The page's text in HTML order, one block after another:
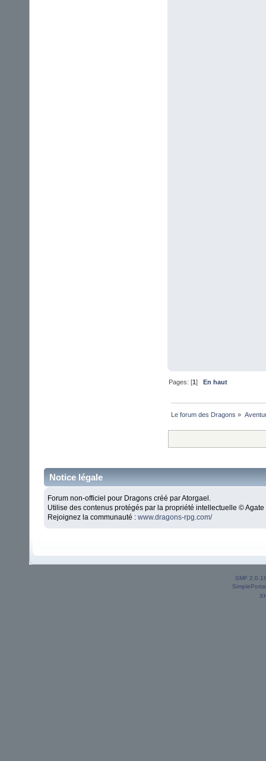
Pages: [1] En haut
Le forum des Dragons »
Notice légale
Forum non-officiel pour Dragons créé par Atorgael.
Utilise des contenus protégés par la propriété intellectuelle ©
Rejoignez la communauté :www.dragons-rpg.com/
SMF